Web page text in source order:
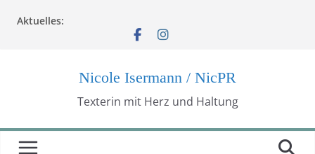
Inhalt
Aktuelles:
Nicole Isermann / NicPR
Texterin mit Herz und Haltung